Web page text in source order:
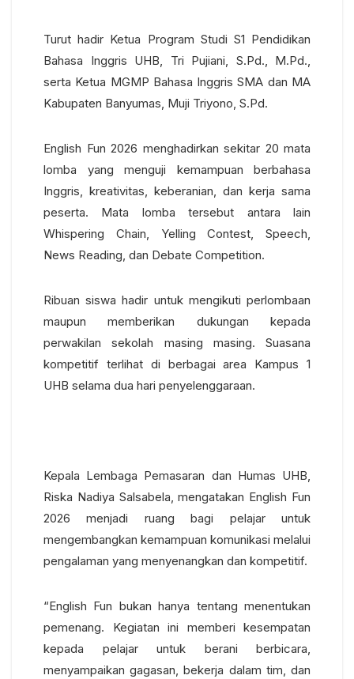
Turut hadir Ketua Program Studi S1 Pendidikan
Bahasa Inggris UHB, Tri Pujiani, S.Pd., M.Pd.,
serta Ketua MGMP Bahasa Inggris SMA dan MA
Kabupaten Banyumas, Muji Triyono, S.Pd.
English Fun 2026 menghadirkan sekitar 20 mata
lomba yang menguji kemampuan berbahasa
Inggris, kreativitas, keberanian, dan kerja sama
peserta. Mata lomba tersebut antara lain
Whispering Chain, Yelling Contest, Speech,
News Reading, dan Debate Competition.
Ribuan siswa hadir untuk mengikuti perlombaan
maupun memberikan dukungan kepada
perwakilan sekolah masing masing. Suasana
kompetitif terlihat di berbagai area Kampus 1
UHB selama dua hari penyelenggaraan.
Kepala Lembaga Pemasaran dan Humas UHB,
Riska Nadiya Salsabela, mengatakan English Fun
2026 menjadi ruang bagi pelajar untuk
mengembangkan kemampuan komunikasi melalui
pengalaman yang menyenangkan dan kompetitif.
“English Fun bukan hanya tentang menentukan
pemenang. Kegiatan ini memberi kesempatan
kepada pelajar untuk berani berbicara,
menyampaikan gagasan, bekerja dalam tim, dan